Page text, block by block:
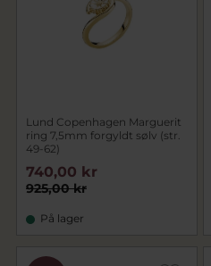
Lund Copenhagen Marguerit
ring 7,5mm forgyldt sølv (str.
49-62)
925,00 kr
740,00 kr
På lager